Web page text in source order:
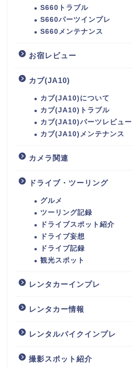
S660トラブル
S660パーツインプレ
S660メンテナンス
お宿レビュー
カブ(JA10)
カブ(JA10)について
カブ(JA10)トラブル
カブ(JA10)パーツレビュー
カブ(JA10)メンテナンス
カメラ関連
ドライブ・ツーリング
グルメ
ツーリング記録
ドライブスポット紹介
ドライブ妄想
ドライブ記録
観光スポット
レンタカーインプレ
レンタカー情報
レンタルバイクインプレ
撮影スポット紹介